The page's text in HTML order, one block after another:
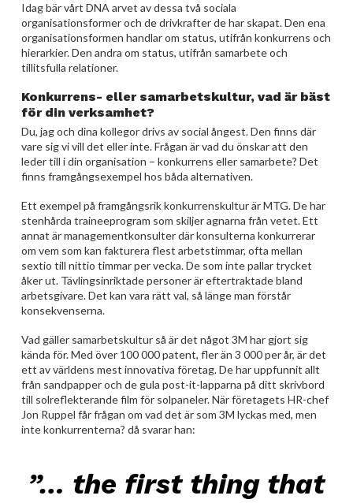
Idag bär vårt DNA arvet av dessa två sociala
organisationsformer och de drivkrafter de har skapat. Den ena
organisationsformen handlar om status, utifrån konkurrens och
hierarkier. Den andra om status, utifrån samarbete och
tillitsfulla relationer.
Konkurrens- eller samarbetskultur, vad är bäst
för din verksamhet?
Du, jag och dina kollegor drivs av social ångest. Den finns där
vare sig vi vill det eller inte. Frågan är vad du önskar att den
leder till i din organisation – konkurrens eller samarbete? Det
finns framgångsexempel hos båda alternativen.
Ett exempel på framgångsrik konkurrenskultur är MTG. De har
stenhårda traineeprogram som skiljer agnarna från vetet. Ett
annat är managementkonsulter där konsulterna konkurrerar
om vem som kan fakturera flest arbetstimmar, ofta mellan
sextio till nittio timmar per vecka. De som inte pallar trycket
åker ut. Tävlingsinriktade personer är eftertraktade bland
arbetsgivare. Det kan vara rätt val, så länge man förstår
konsekvenserna.
Vad gäller samarbetskultur så är det något 3M har gjort sig
kända för. Med över 100 000 patent, fler än 3 000 per år, är det
ett av världens mest innovativa företag. De har uppfunnit allt
från sandpapper och de gula post-it-lapparna på ditt skrivbord
till solreflekterande film för solpaneler. När företagets HR-chef
Jon Ruppel får frågan om vad det är som 3M lyckas med, men
inte konkurrenterna? då svarar han:
”… the first thing that